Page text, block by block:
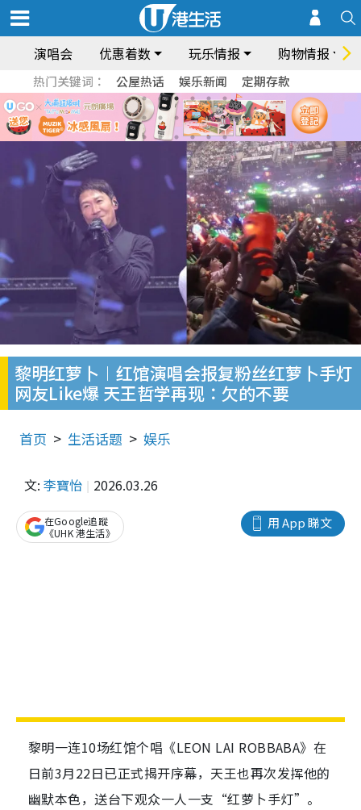
演唱会 优惠着数 玩乐情报 购物情报
热门关键词： 公屋热话 娱乐新闻 定期存款
黎明红萝卜︱红馆演唱会报复粉丝红萝卜手灯
网友Like爆 天王哲学再现：欠的不要
首页 生活话题 娱乐
文: 李寶怡 2026.03.26
用 App 睇文
在Google追蹤
《UHK 港生活》
黎明一连10场红馆个唱《LEON LAI ROBBABA》在
日前3月22日已正式揭开序幕，天王也再次发挥他的
幽默本色，送台下观众一人一支“红萝卜手灯”。